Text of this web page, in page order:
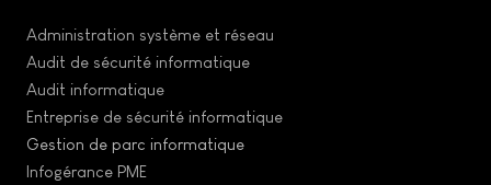
Administration système et réseau
Audit de sécurité informatique
Audit informatique
Entreprise de sécurité informatique
Gestion de parc informatique
Infogérance PME